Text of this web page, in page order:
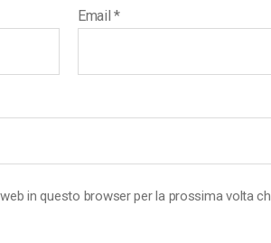
Email*
in questo browser per la prossima volta